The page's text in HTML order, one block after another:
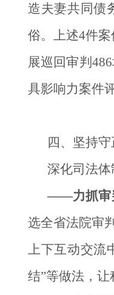
造夫妻共同债
俗。上述4件
展巡回审判
具影响力案件
四、坚持
深化司法
——力抓审
选全省法院审
上下互动交流
结”等做法，